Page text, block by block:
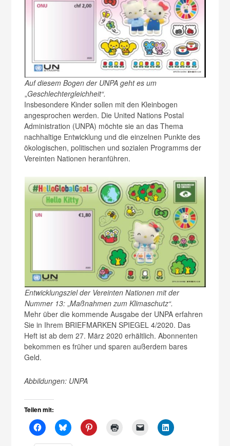
Auf diesem Bogen der UNPA geht es um
„Geschlechtergleichheit“.
Insbesondere Kinder sollen mit den Kleinbogen
angesprochen werden. Die United Nations Postal
Administration (UNPA) möchte sie an das Thema
nachhaltige Entwicklung und die einzelnen Punkte des
ökologischen, politischen und sozialen Programms der
Vereinten Nationen heranführen.
Entwicklungsziel der Vereinten Nationen mit der
Nummer 13:„Maßnahmen zum Klimaschutz“.
Mehr über die kommende Ausgabe der UNPA erfahren
Sie in Ihrem BRIEFMARKEN SPIEGEL 4/2020. Das
Heft ist ab dem 27. März 2020 erhältlich. Abonnenten
bekommen es früher und sparen außerdem bares
Geld.
Abbildungen: UNPA
Teilen mit: